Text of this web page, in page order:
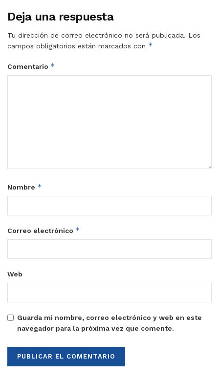
Deja una respuesta
Tu dirección de correo electrónico no será publicada. Los
campos obligatorios están marcados con *
Comentario *
Nombre *
Correo electrónico *
Web
Guarda mi nombre, correo electrónico y web en este
navegador para la próxima vez que comente.